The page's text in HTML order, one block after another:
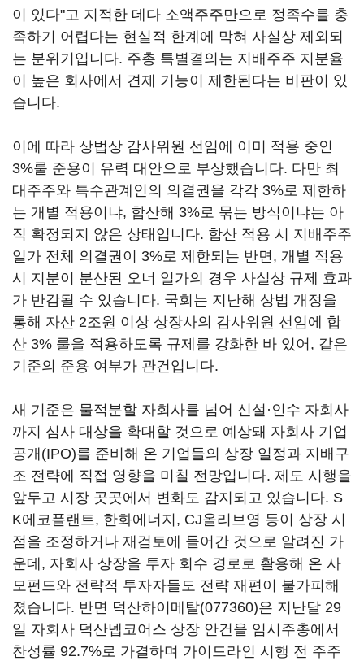
이 있다"고 지적한 데다 소액주주만으로 정족수를 충
족하기 어렵다는 현실적 한계에 막혀 사실상 제외되
는 분위기입니다. 주총 특별결의는 지배주주 지분율
이 높은 회사에서 견제 기능이 제한된다는 비판이 있
습니다.
이에 따라 상법상 감사위원 선임에 이미 적용 중인
3%룰 준용이 유력 대안으로 부상했습니다. 다만 최
대주주와 특수관계인의 의결권을 각각 3%로 제한하
는 개별 적용이냐, 합산해 3%로 묶는 방식이냐는 아
직 확정되지 않은 상태입니다. 합산 적용 시 지배주주
일가 전체 의결권이 3%로 제한되는 반면, 개별 적용
시 지분이 분산된 오너 일가의 경우 사실상 규제 효과
가 반감될 수 있습니다. 국회는 지난해 상법 개정을
통해 자산 2조원 이상 상장사의 감사위원 선임에 합
산 3% 룰을 적용하도록 규제를 강화한 바 있어, 같은
기준의 준용 여부가 관건입니다.
새 기준은 물적분할 자회사를 넘어 신설·인수 자회사
까지 심사 대상을 확대할 것으로 예상돼 자회사 기업
공개(IPO)를 준비해 온 기업들의 상장 일정과 지배구
조 전략에 직접 영향을 미칠 전망입니다. 제도 시행을
앞두고 시장 곳곳에서 변화도 감지되고 있습니다. S
K에코플랜트, 한화에너지, CJ올리브영 등이 상장 시
점을 조정하거나 재검토에 들어간 것으로 알려진 가
운데, 자회사 상장을 투자 회수 경로로 활용해 온 사
모펀드와 전략적 투자자들도 전략 재편이 불가피해
졌습니다. 반면 덕산하이메탈(077360)은 지난달 29
일 자회사 덕산넵코어스 상장 안건을 임시주총에서
찬성률 92.7%로 가결하며 가이드라인 시행 전 주주